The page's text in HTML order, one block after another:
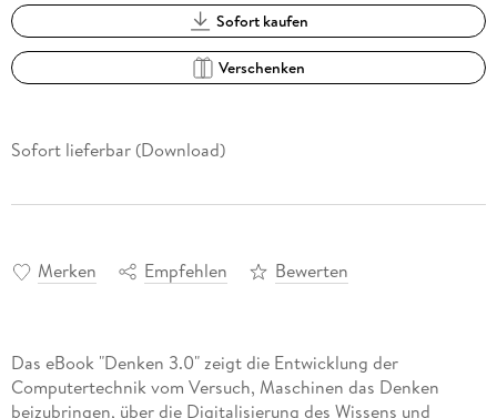
Sofort kaufen
Verschenken
Sofort lieferbar (Download)
Merken Empfehlen Bewerten
Das eBook "Denken 3.0" zeigt die Entwicklung der
Computertechnik vom Versuch, Maschinen das Denken
beizubringen, über die Digitalisierung des Wissens und